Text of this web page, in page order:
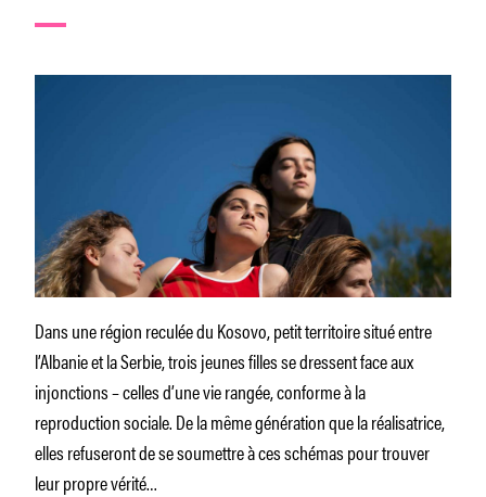
Dans une région reculée du Kosovo, petit territoire situé entre
l’Albanie et la Serbie, trois jeunes filles se dressent face aux
injonctions – celles d’une vie rangée, conforme à la
reproduction sociale. De la même génération que la réalisatrice,
elles refuseront de se soumettre à ces schémas pour trouver
leur propre vérité…